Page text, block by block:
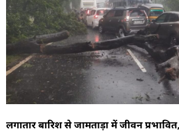
लगातार बारिश से जामताड़ा में जीवन